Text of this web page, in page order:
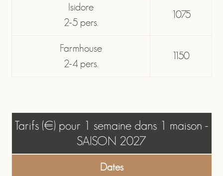
Isidore
2-5 pers.
1075
Farmhouse
2-4 pers.
1150
Tarifs (€) pour 1 semaine dans 1 maison -
SAISON 2027
Dates